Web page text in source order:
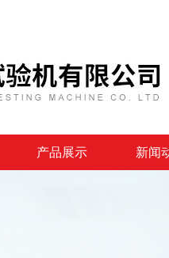
产品展示 新闻